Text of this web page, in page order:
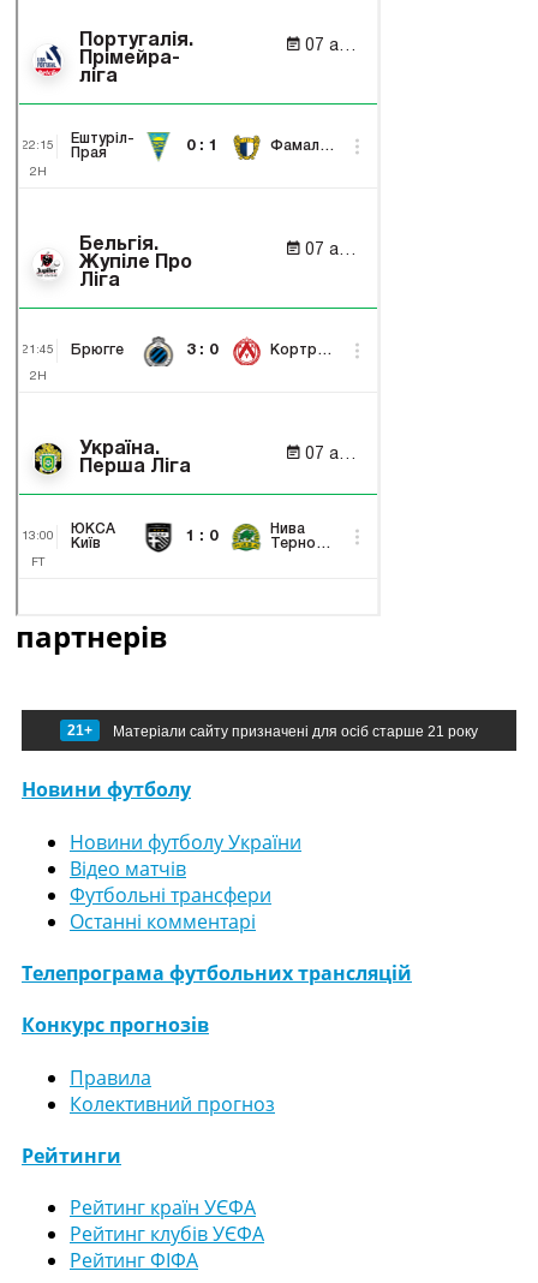
партнерів
21+ Матеріали сайту призначені для осіб старше 21 року
Новини футболу
Новини футболу України
Відео матчів
Футбольні трансфери
Останні комментарі
Телепрограма футбольних трансляцій
Конкурс прогнозів
Правила
Колективний прогноз
Рейтинги
Рейтинг країн УЄФА
Рейтинг клубів УЄФА
Рейтинг ФІФА